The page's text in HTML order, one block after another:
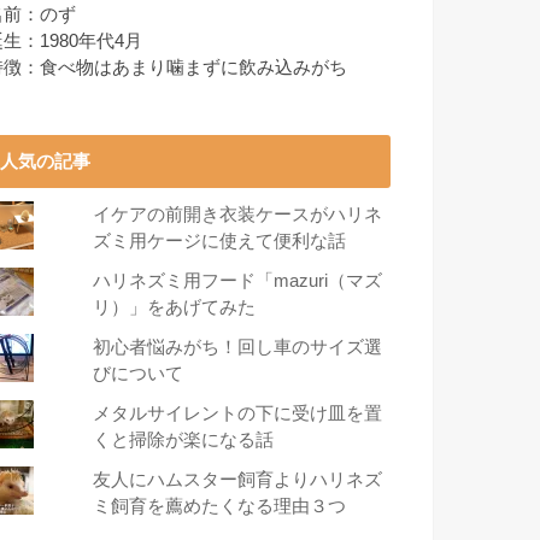
前：のず
：1980年代4月
徴：食べ物はあまり噛まずに飲み込みがち
人気の記事
イケアの前開き衣装ケースがハリネ
ズミ用ケージに使えて便利な話
ハリネズミ用フード「mazuri（マズ
リ）」をあげてみた
初心者悩みがち！回し車のサイズ選
びについて
メタルサイレントの下に受け皿を置
くと掃除が楽になる話
友人にハムスター飼育よりハリネズ
ミ飼育を薦めたくなる理由３つ